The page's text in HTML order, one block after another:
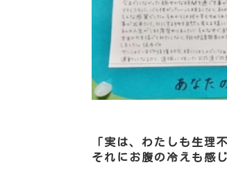
「実は、わたしも生理
それにお腹の冷えも感